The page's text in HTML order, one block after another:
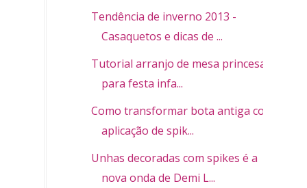
Tendência de inverno 2013 -
Casaquetos e dicas de ...
Tutorial arranjo de mesa princesas
para festa infa...
Como transformar bota antiga com
aplicação de spik...
Unhas decoradas com spikes é a
nova onda de Demi L...